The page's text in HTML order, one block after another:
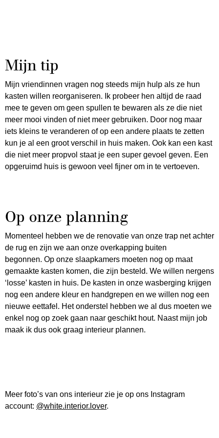
Mijn tip
Mijn vriendinnen vragen nog steeds mijn hulp als ze hun
kasten willen reorganiseren. Ik probeer hen altijd de raad
mee te geven om geen spullen te bewaren als ze die niet
meer mooi vinden of niet meer gebruiken. Door nog maar
iets kleins te veranderen of op een andere plaats te zetten
kun je al een groot verschil in huis maken. Ook kan een kast
die niet meer propvol staat je een super gevoel geven. Een
opgeruimd huis is gewoon veel fijner om in te vertoeven.
Op onze planning
Momenteel hebben we de renovatie van onze trap net achter
de rug en zijn we aan onze overkapping buiten
begonnen. Op onze slaapkamers moeten nog op maat
gemaakte kasten komen, die zijn besteld. We willen nergens
‘losse’ kasten in huis. De kasten in onze wasberging krijgen
nog een andere kleur en handgrepen en we willen nog een
nieuwe eettafel. Het onderstel hebben we al dus moeten we
enkel nog op zoek gaan naar geschikt hout. Naast mijn job
maak ik dus ook graag interieur plannen.
Meer foto’s van ons interieur zie je op ons Instagram
account: @white.interior.lover.